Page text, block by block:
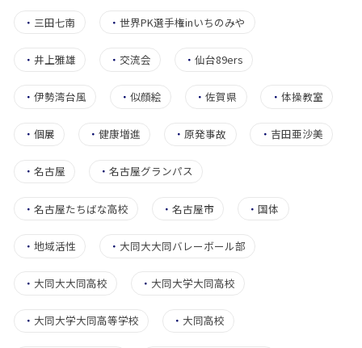
・ 三田七南 ・世界PK選手権inいちのみや
・ 井上雅雄 ・ 交流会 ・仙台89ers
・ 伊勢湾台風 ・似顔絵 ・佐賀県 ・ 体操教室
・ 個展 ・健康増進 ・原発事故 ・ 吉田亜沙美
・ 名古屋 ・名古屋グランパス
・ 名古屋たちばな高校 ・名古屋市 ・国体
・ 地域活性 ・ 大同大大同バレーボール部
・ 大同大大同高校 ・ 大同大学大同高校
・ 大同大学大同高等学校 ・ 大同高校